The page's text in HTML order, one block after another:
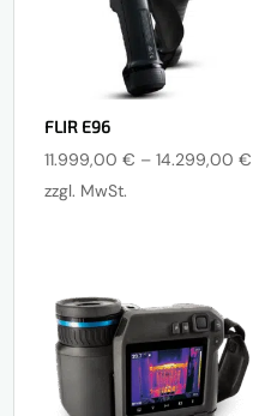
FLIR E96
11.999,00€ –14.299,00€
zzgl. MwSt.